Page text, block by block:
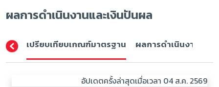
ผลการดำเนินงานและเงินปันผล
เปรียบเทียบเกณฑ์มาตรฐาน ผลการดำเนินงาน (ปี
อัปเดตครั้งล่าสุดเมื่อเวลา 04 ส.ค. 2569